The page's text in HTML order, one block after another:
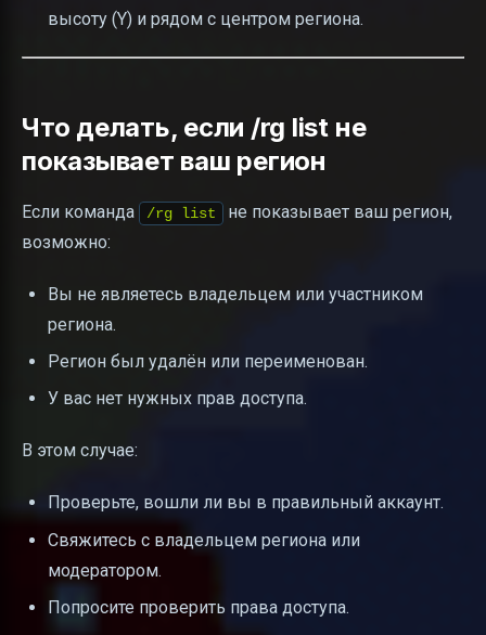
высоту (Y) и рядом с центром региона.
Что делать, если /rg list не
показывает ваш регион
Если команда /rg list
не показывает ваш регион,
возможно:
Вы не являетесь владельцем или участником
региона.
Регион был удалён или переименован.
У вас нет нужных прав доступа.
В этом случае:
Проверьте, вошли ли вы в правильный аккаунт.
Свяжитесь с владельцем региона или
модератором.
Попросите проверить права доступа.